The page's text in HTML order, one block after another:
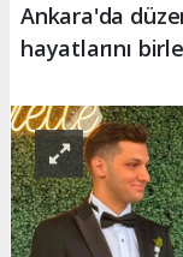
Ankara'da
hayatlarını